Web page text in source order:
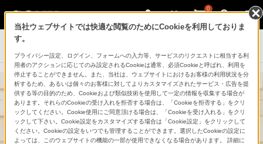
0
PlayStation®
PlayStation®4
ドラゴンクエストビルダーズ エディ
ション
当社ウェブサイトでは快適な閲覧のためにCookieを利用しておりま
す。
プライバシー設定、ログイン、フォームへの入力等、サービスのリクエストに相当する利
用者のアクションに応じてのみ設定されるCookieは通常、必須Cookieと呼ばれ、利用を
停止することができません。また、当社は、ウェブサイトにおけるお客様の利用状況を分
析するため、あるいは個々のお客様に対してよりカスタマイズされたサービス・広告を提
供する等の目的のため、Cookieおよび類似技術を使用して一定の情報を収集する場合が
あります。それらのCookieの受け入れを拒否する場合は、「Cookieを拒否する」をクリ
ックしてください。Cookie使用にご同意頂ける場合は、「Cookieを受け入れる」をクリ
ックして下さい。Cookie設定をカスタマイズする場合は「Cookie設定」をクリックして
ください。Cookieの設定をいつでも管理することができます。選択したCookieの設定に
よっては、このウェブサイトの機能の一部が使用できなくなる場合があります。 詳細に